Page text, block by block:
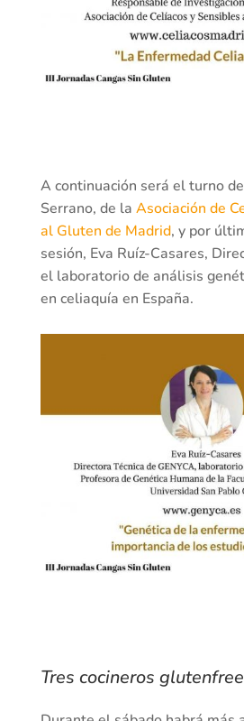
A continuación será el turno
Serrano, de la Asociación de
al Gluten de Madrid, y por
sesión, Eva Ruíz-Casares,
el laboratorio de análisis
en celiaquía en España.
Tres cocineros